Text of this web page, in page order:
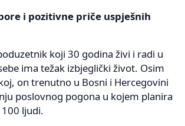
i pozitivne priče uspješnih
koji 30 godina živi i radi u
ima težak izbjeglički život. Osim
on trenutno u Bosni i Hercegovini
poslovnog pogona u kojem planira
ljudi.